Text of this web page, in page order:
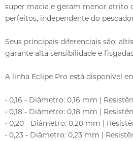
super macia e geram menor atrito
perfeitos, independente do
Seus principais diferenciais são:
garante alta sensibilidade e
A linha Eclipe Pro está disponível
• 0,16 - Diâmetro: 0,16 mm |
• 0,18 - Diâmetro: 0,18 mm |
• 0,20 - Diâmetro: 0,20 mm |
• 0,23 - Diâmetro: 0,23 mm |